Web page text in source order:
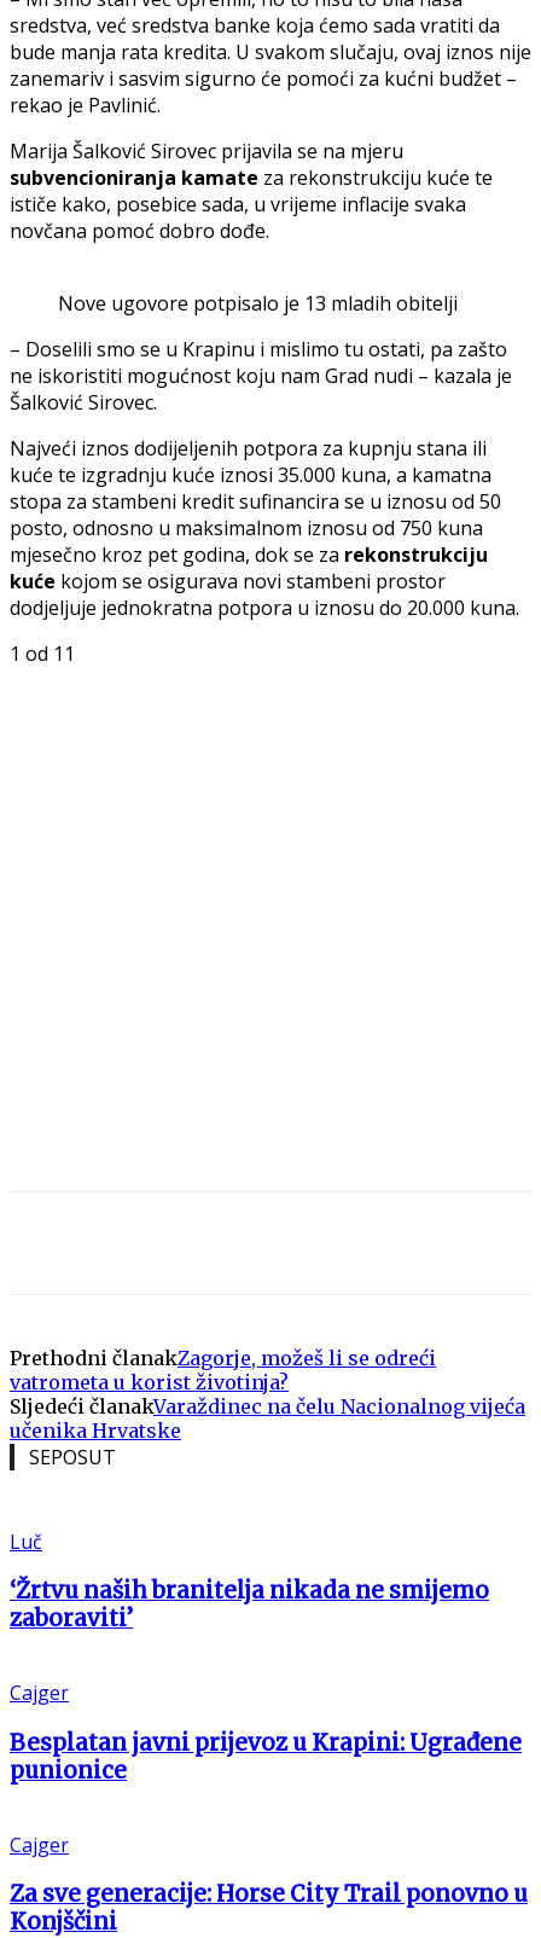
sredstva, već sredstva banke koja ćemo sada vratiti da
bude manja rata kredita. U svakom slučaju, ovaj iznos nije
zanemariv i sasvim sigurno će pomoći za kućni budžet –
rekao je Pavlinić.
Marija Šalković Sirovec prijavila se na mjeru
subvencioniranja kamate za rekonstrukciju kuće te
ističe kako, posebice sada, u vrijeme inflacije svaka
novčana pomoć dobro dođe.
Nove ugovore potpisalo je 13 mladih obitelji
– Doselili smo se u Krapinu i mislimo tu ostati, pa zašto
ne iskoristiti mogućnost koju nam Grad nudi – kazala je
Šalković Sirovec.
Najveći iznos dodijeljenih potpora za kupnju stana ili
kuće te izgradnju kuće iznosi 35.000 kuna, a kamatna
stopa za stambeni kredit sufinancira se u iznosu od 50
posto, odnosno u maksimalnom iznosu od 750 kuna
mjesečno kroz pet godina, dok se za rekonstrukciju
kuće kojom se osigurava novi stambeni prostor
dodjeljuje jednokratna potpora u iznosu do 20.000 kuna.
1 od 11
Prethodni članakZagorje, možeš li se odreći
vatrometa u korist životinja?
Sljedeći članakVaraždinec na čelu Nacionalnog vijeća
učenika Hrvatske
SEPOSUT
Luč
‘Žrtvu naših branitelja nikada ne smijemo
zaboraviti’
Cajger
Besplatan javni prijevoz u Krapini: Ugrađene
punionice
Cajger
Za sve generacije: Horse City Trail ponovno u
Konjščini